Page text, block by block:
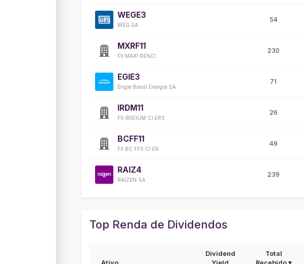
WEGE3
WEG SA
54
MXRF11
FII MAXI RENCI
230
EGIE3
Engie Brasil Energia SA
71
IRDM11
FII IRIDIUM CI ERS
26
BCFF11
FII BC FFII CI ER
49
RAIZ4
RAIZEN SA
239
Top Renda de Dividendos
Dividend
Total